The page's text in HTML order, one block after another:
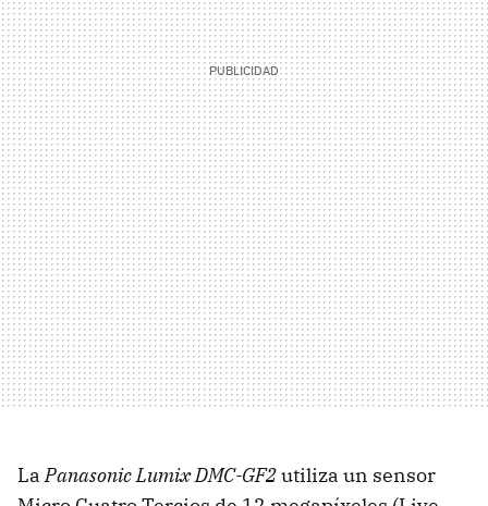
LaPanasonic Lumix DMC-GF2utiliza un sensor